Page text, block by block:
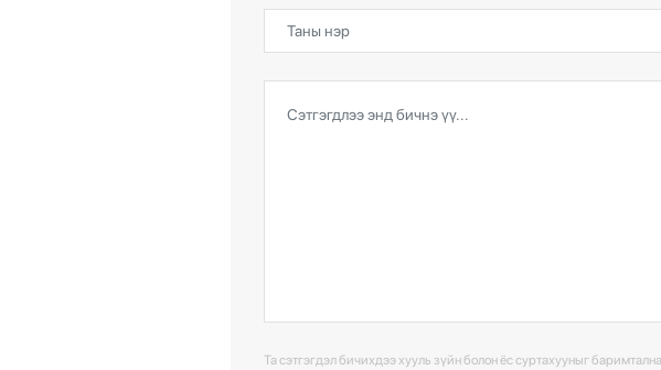
Та сэтгэгдэл бичихдээ хууль зүйн болон ёс суртахууныг